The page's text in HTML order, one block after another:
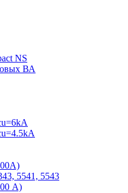
NS
ВА
5541, 5543
А)